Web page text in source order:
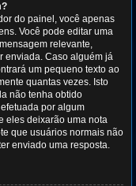
do painel, você apenas
Você pode editar uma
relevante,
enviada. Caso alguém já
um pequeno texto ao
quantas vezes. Isto
não tenha obtido
por algum
eles deixarão uma nota
que usuários normais não
enviado uma resposta.